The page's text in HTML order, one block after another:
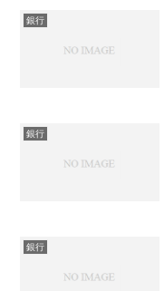
銀行
銀行
銀行